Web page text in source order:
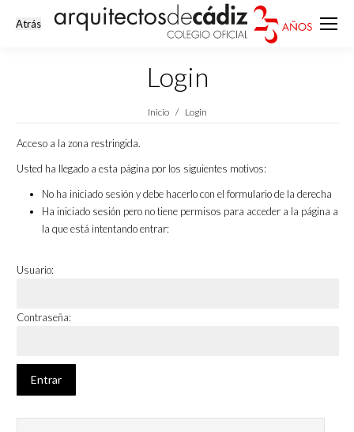
Login
Estás aquí:
Inicio Login
Acceso a la zona restringida.
Usted ha llegado a esta página por los siguientes motivos:
No ha iniciado sesión y debe hacerlo con el formulario de la derecha
Ha iniciado sesión pero no tiene permisos para acceder a la página a
la que está intentando entrar:
Usuario:
Contraseña: